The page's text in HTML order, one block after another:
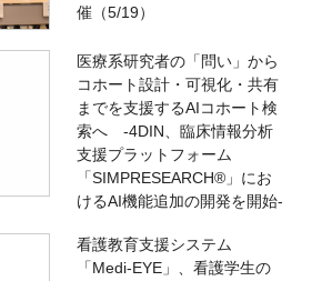
催（5/19）
医療系研究者の「問い」から
コホート設計・可視化・共有
までを支援するAIコホート検
索へ -4DIN、臨床情報分析
支援プラットフォーム
「SIMPRESEARCH®」にお
けるAI機能追加の開発を開始-
看護教育支援システム
「Medi-EYE」、看護学生の